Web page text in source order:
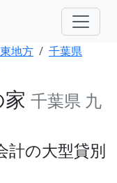
地方
千葉県
千葉県 九
計の大型貸別